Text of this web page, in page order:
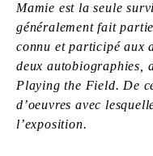
Mamie est la seule
généralement fait
connu et participé aux
deux autobiographies,
Playing the Field. De
d’oeuvres avec
l’exposition.